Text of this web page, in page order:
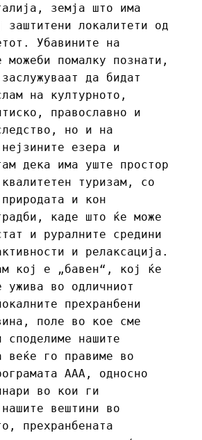
земја што има
заштитени локалитети од
Убавините на
можеби помалку познати,
да бидат
на културното,
православно и
но и на
езера и
дека има уште простор
туризам, со
и кон
каде што ќе може
и руралните средини
и релаксација.
кој е „бавен“, кој ќе
ужива во одличниот
прехранбени
поле во кое сме
споделиме нашите
веќе го правиме во
ААА, односно
во кои ги
вештини во
прехранбената